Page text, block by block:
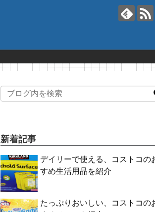
新着記事
デイリーで使える、コストコの
すめ生活用品を紹介
たっぷりおいしい、コストコの